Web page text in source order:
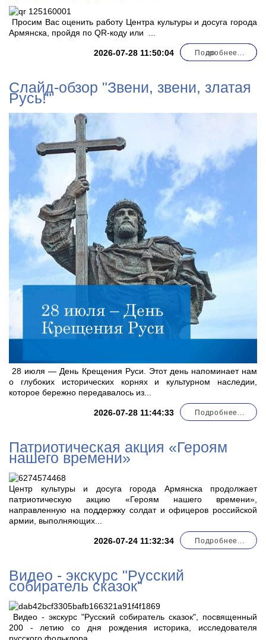
2026-07-28 11:50:04
Просим Вас оценить работу Центра культуры и досуга города
Армянска, пройдя по QR-коду или
по
Подробнее...
Слайд-обзор "Звени, звени, златая
Русь!"
2026-07-28 11:44:33
28 июля — День Крещения Руси. Этот день напоминает нам
о глубоких исторических корнях и культурном наследии,
которое бережно передавалось из...
Подробнее...
Патриотическая акция «Героям
нашего времени»
2026-07-24 11:32:34
Центр культуры и досуга города Армянска продолжает
патриотическую акцию «Героям нашего времени»,
направленную на поддержку солдат и офицеров российской
армии, выполняющих...
Подробнее...
Видео - экскурс "Русский
собиратель сказок"
Видео - экскурс "Русский собиратель сказок", посвященный
200 - летию со дня рождения историка, исследователя
русского фольклора...